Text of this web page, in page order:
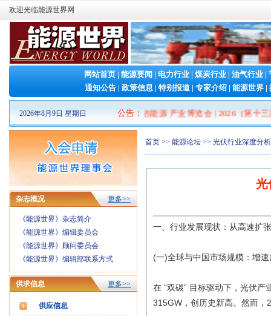
欢迎光临能源世界网
网站首页 | 能源要闻 | 电力行业 | 煤炭行业 | 油气行业 |
通知公告 | 政策信息 | 特别报道 | 专家介绍 | 能源世界 |
2026年8月9日 星期日 公告 ：
2026山东清洁能源 产业博览会|2026（第十三届）中
杂志概况 更多>>
《能源世界》杂志简介
《能源世界》编辑委员会
《能源世界》顾问委员会
《能源世界》编辑部联系方式
供求信息 更多>>
供应信息
首页 >> 能源论坛 >> 光伏行业深度分
光
一、行业发展现状：从高速扩
(一)全球与中国市场规模：增
在 “双碳” 目标驱动下，光伏
315GW，创历史新高。然而，